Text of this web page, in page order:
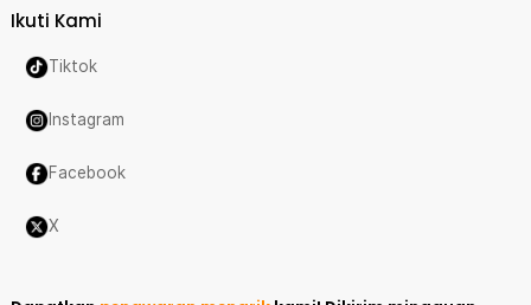
Ikuti Kami
Tiktok
Instagram
Facebook
X